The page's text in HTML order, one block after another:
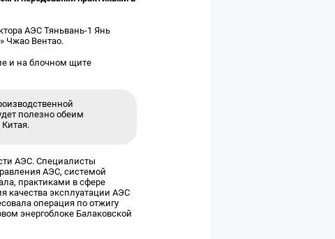
АЭС Тяньвань-1 Янь
Чжао Вентао.
и на блочном щите
полезно обеим
Китая.
АЭС. Специалисты
АЭС, системой
практиками в сфере
качества эксплуатации АЭС
операция по отжигу
энергоблоке Балаковской